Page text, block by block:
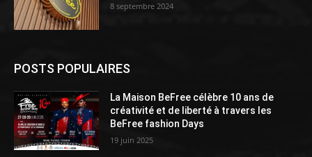
8 septembre 2024
POSTS POPULAIRES
La Maison BeFree célèbre 10 ans de
créativité et de liberté à travers les
BeFree fashion Days
19 juin 2025